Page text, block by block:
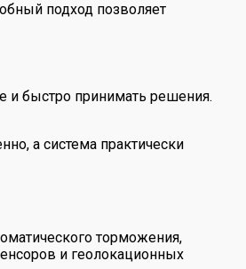
подход позволяет
и быстро принимать решения.
а система практически
торможения,
и геолокационных